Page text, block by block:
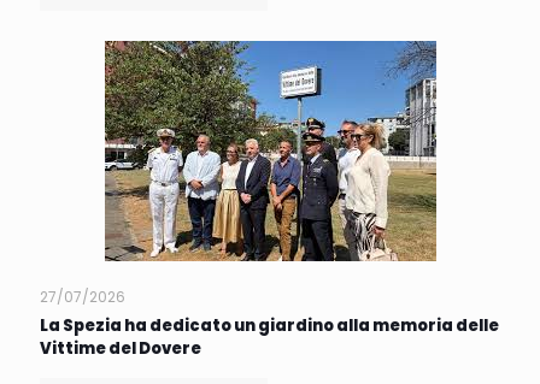
27/07/2026
La Spezia ha dedicato un giardino alla memoria delle
Vittime del Dovere